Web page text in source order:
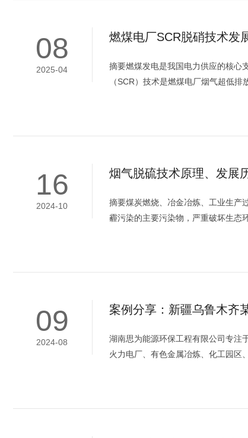
08
2025-04
燃煤电厂SCR脱硝技术发
摘要燃煤发电是我国电力供应的核心
（SCR）技术是燃煤电厂烟气超低
16
2024-10
烟气脱硫技术原理、发展
摘要煤炭燃烧、冶金冶炼、工业生产
霾污染的主要污染物，严重破坏生态
09
2024-08
案例分享：新疆乌鲁木齐
湖南思为能源环保工程有限公司专注
火力电厂、有色金属冶炼、化工园区